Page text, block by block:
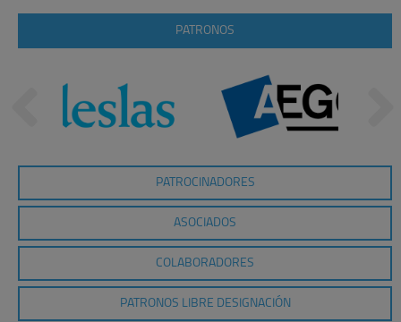
PATRONOS
PATROCINADORES
ASOCIADOS
COLABORADORES
PATRONOS LIBRE DESIGNACIÓN